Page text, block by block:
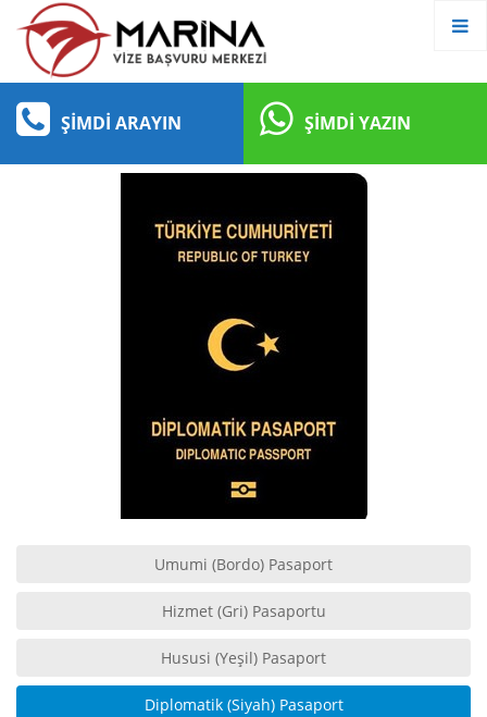
ŞIMDI ARAYIN ŞIMDI YAZIN
Umumi (Bordo) Pasaport
Hizmet (Gri) Pasaportu
Hususi (Yeşil) Pasaport
Diplomatik (Siyah) Pasaport